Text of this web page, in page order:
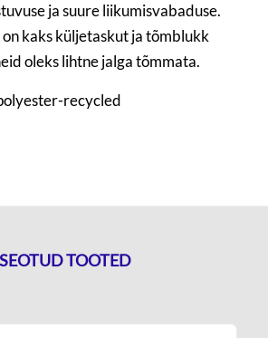
ja suure liikumisvabaduse.
kaks küljetaskut ja tõmblukk
oleks lihtne jalga tõmmata.
recycled
SEOTUD TOOTED